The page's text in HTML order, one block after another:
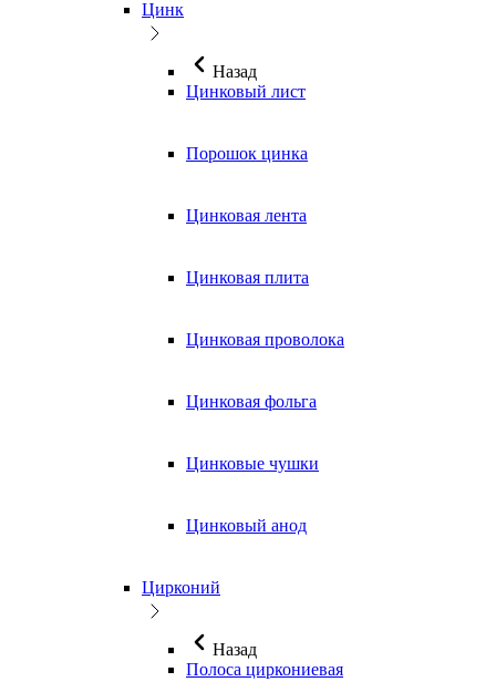
Цинк
Назад
Цинковый лист
Порошок цинка
Цинковая лента
Цинковая плита
Цинковая проволока
Цинковая фольга
Цинковые чушки
Цинковый анод
Цирконий
Назад
Полоса циркониевая